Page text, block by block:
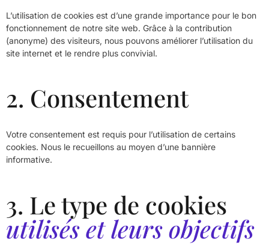
L’utilisation de cookies est d’une grande importance pour le bon
fonctionnement de notre site web. Grâce à la contribution
(anonyme) des visiteurs, nous pouvons améliorer l’utilisation du
site internet et le rendre plus convivial.
2. Consentement
Votre consentement est requis pour l’utilisation de certains
cookies. Nous le recueillons au moyen d’une bannière
informative.
3. Le type de cookies
utilisés et leurs objectifs